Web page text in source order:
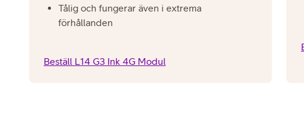
Tålig och fungerar även i extrema
förhållanden
Beställ L14 G3 Ink 4G Modul